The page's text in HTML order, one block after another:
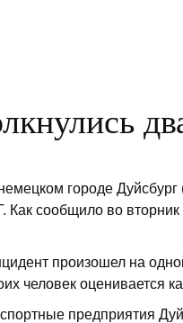
городе
сообщило во
произошел на
человек оценивается
предприятия